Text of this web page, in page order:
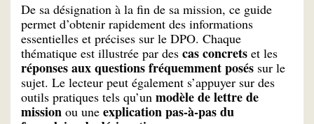
De sa désignation à la fin de sa mission, ce guide
permet d’obtenir rapidement des informations
essentielles et précises sur le DPO. Chaque
thématique est illustrée par des cas concrets et les
réponses aux questions fréquemment posés sur le
sujet. Le lecteur peut également s’appuyer sur des
outils pratiques tels qu’un modèle de lettre de
mission ou une explication pas-à-pas du